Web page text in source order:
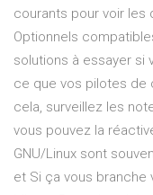
courants pour voir
Optionnels
solutions à essayer si
ce que vos pilotes de
cela, surveillez les
vous pouvez la
GNU/Linux sont
et Si ça vous branche